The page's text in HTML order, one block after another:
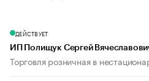
ДЕЙСТВУЕТ
ИП Полищук Сергей
Торговля розничная в